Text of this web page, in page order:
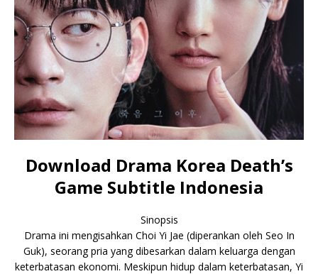
Download Drama Korea Death’s
Game Subtitle Indonesia
Sinopsis
Drama ini mengisahkan Choi Yi Jae (diperankan oleh Seo In
Guk), seorang pria yang dibesarkan dalam keluarga dengan
keterbatasan ekonomi. Meskipun hidup dalam keterbatasan, Yi